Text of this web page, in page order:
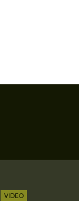
VIDEO